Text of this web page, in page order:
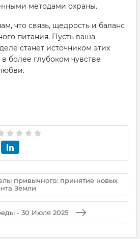
методами охраны.
что связь, щедрость и баланс
питания. Пусть ваша
станет источником этих
более глубоком чувстве
привычного: принятие новых
Земли
- 30 Июля 2025